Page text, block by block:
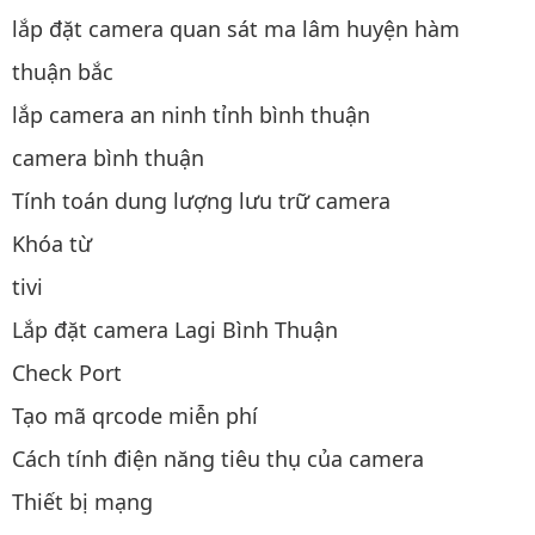
lắp đặt camera quan sát ma lâm huyện hàm
thuận bắc
lắp camera an ninh tỉnh bình thuận
camera bình thuận
Tính toán dung lượng lưu trữ camera
Khóa từ
tivi
Lắp đặt camera Lagi Bình Thuận
Check Port
Tạo mã qrcode miễn phí
Cách tính điện năng tiêu thụ của camera
Thiết bị mạng